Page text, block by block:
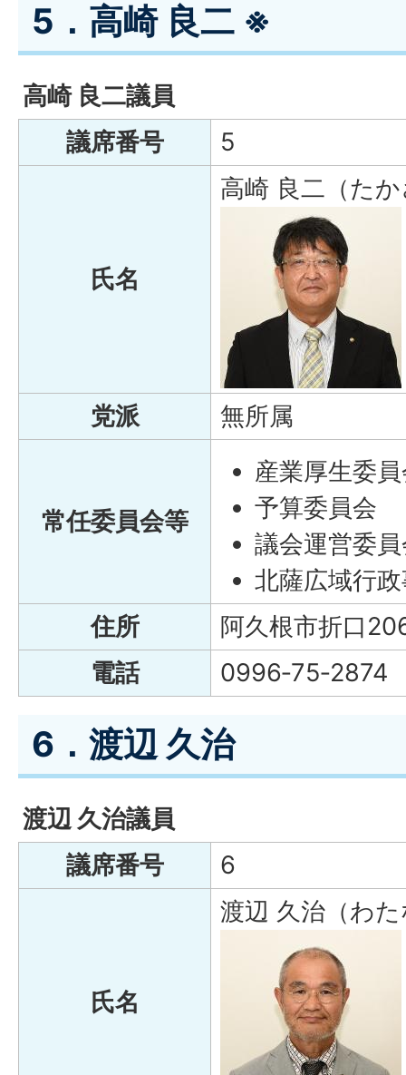
5．高崎 良二 ※
高崎 良二議員
議席番号
5
氏名
高崎 良二（た
党派 無所属
常任委員会等
産業厚生委
予算委員会
議会運営委
北薩広域行
住所
阿久根市折口
電話
0996‐75‐2874
6．渡辺 久治
渡辺 久治議員
議席番号
6
氏名
渡辺 久治（わ